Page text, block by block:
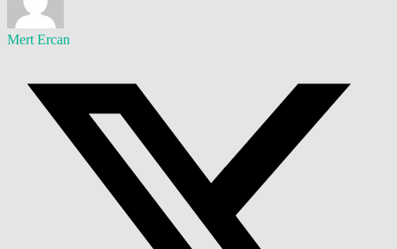
Mert Ercan